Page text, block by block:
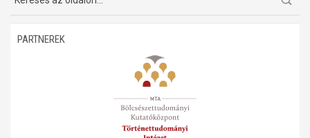
PARTNEREK